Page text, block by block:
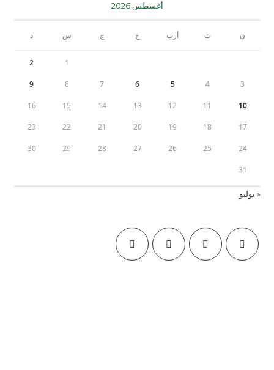
أغسطس 2026
ن ث أرب خ ج س د
1
2
3
4
5
6
7
8
9
10
11
12
13
14
15
16
17
18
19
20
21
22
23
24
25
26
27
28
29
30
31
« يوليو